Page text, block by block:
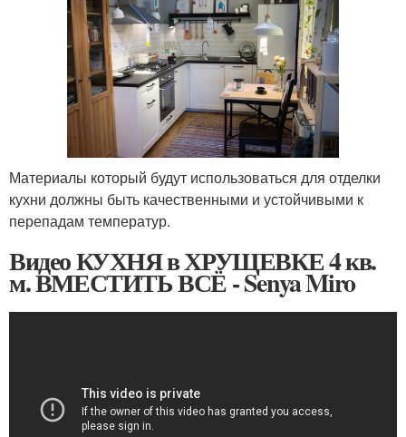
Материалы который будут использоваться для отделки
кухни должны быть качественными и устойчивыми к
перепадам температур.
Видео КУХНЯ в ХРУЩЕВКЕ 4 кв.
м. ВМЕСТИТЬ ВСЁ - Senya Miro